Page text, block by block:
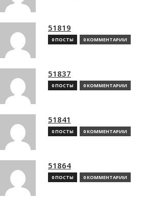
51819
0 ПОСТЫ 0 КОММЕНТАРИИ
51837
0 ПОСТЫ 0 КОММЕНТАРИИ
51841
0 ПОСТЫ 0 КОММЕНТАРИИ
51864
0 ПОСТЫ 0 КОММЕНТАРИИ